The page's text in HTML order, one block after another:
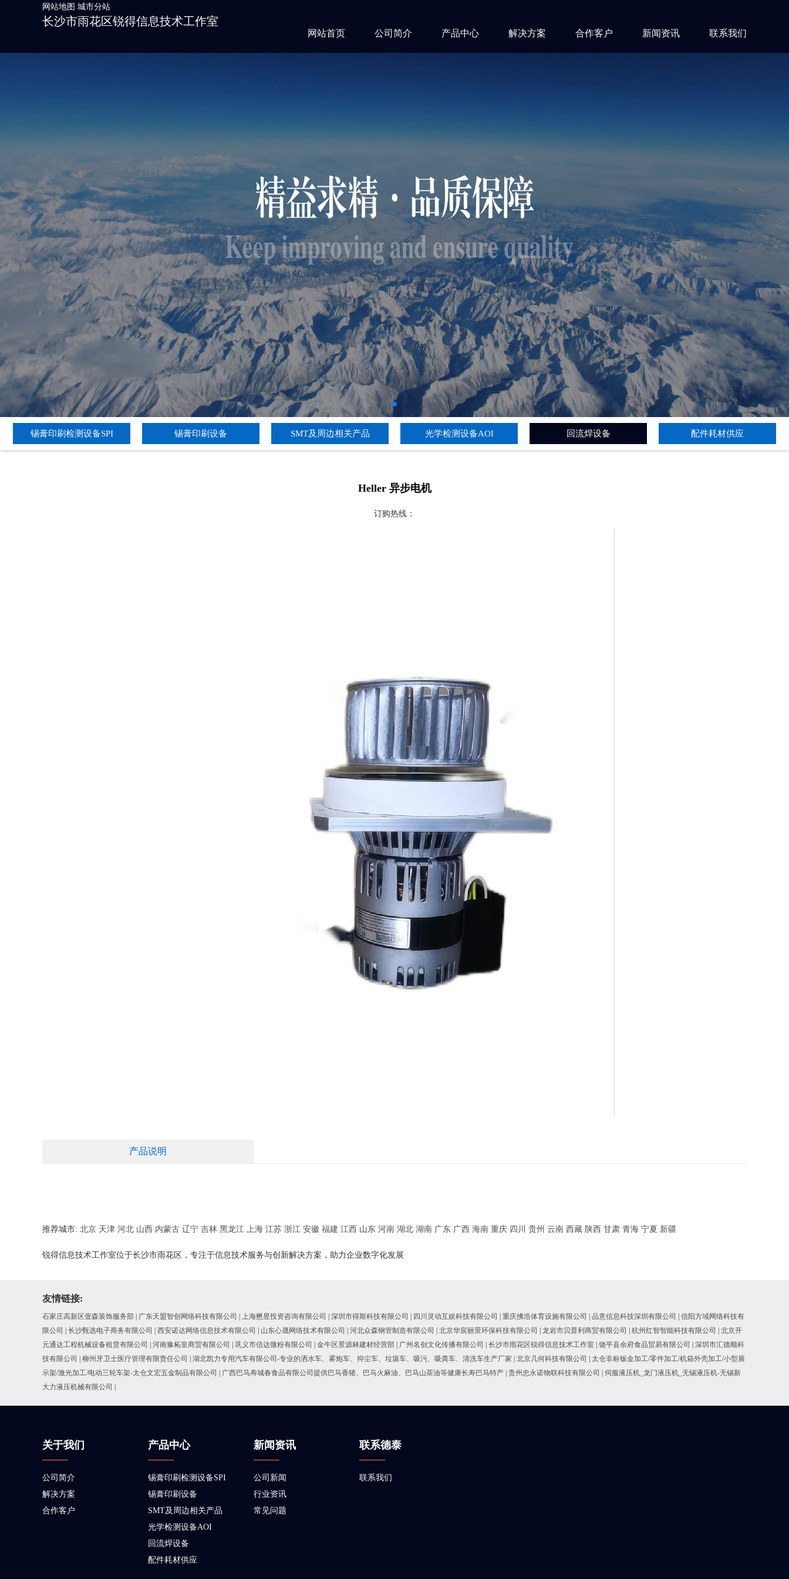
网站地图 城市分站
长沙市雨花区锐得信息技术工作室
网站首页 公司简介 产品中心 解决方案 合作客户 新闻资讯 联系我们
锡膏印刷检测设备SPI 锡膏印刷设备 SMT及周边相关产品 光学检测设备AOI 回流焊设备 配件耗材供应
Heller 异步电机
订购热线：
产品说明
推荐城市: 北京 天津 河北 山西 内蒙古 辽宁 吉林 黑龙江 上海 江苏 浙江 安徽 福建 江西 山东 河南 湖北 湖南 广东 广西 海南 重庆 四川 贵州 云南 西藏 陕西 甘肃 青海 宁夏 新疆
锐得信息技术工作室位于长沙市雨花区，专注于信息技术服务与创新解决方案，助力企业数字化发展
友情链接:
石家庄高新区壹森装饰服务部 广东天盟智创网络科技有限公司 上海懋昱投资咨询有限公司 深圳市得斯科技有限公司 四川灵动互娱科技有限公司 重庆拂浩体育设施有限公司 品意信息科技深圳有限公司
信阳方域网络科技有
限公司
长沙甄选电子商务有限公司 西安诺达网络信息技术有限公司 山东心晟网络技术有限公司 河北众森钢管制造有限公司 北京华宸丽景环保科技有限公司 龙岩市贝普利商贸有限公司 杭州红智智能科技有限公司
北京开
元通达工程机械设备租赁有限公司
河南豫柘皇商贸有限公司 巩义市信达微粉有限公司 金牛区景源林建材经营部 广州名创文化传播有限公司 长沙市雨花区锐得信息技术工作室 饶平县余府食品贸易有限公司
深圳市汇德顺科
技有限公司
柳州牙卫士医疗管理有限责任公司 湖北凯力专用汽车有限公司-专业的洒水车、雾炮车、抑尘车、垃圾车、吸污、吸粪车、清洗车生产厂家 北京几何科技有限公司
太仓非标钣金加工/零件加工/机箱外壳加工/小型展
示架/激光加工/电动三轮车架-太仓文宏五金制品有限公司
广西巴马寿城春食品有限公司提供巴马香猪、巴马火麻油、巴马山茶油等健康长寿巴马特产 贵州忠永诺物联科技有限公司
伺服液压机_龙门液压机_无锡液压机-无锡新
大力液压机械有限公司
关于我们
公司简介
解决方案
合作客户
产品中心
锡膏印刷检测设备SPI
锡膏印刷设备
SMT及周边相关产品
光学检测设备AOI
回流焊设备
配件耗材供应
新闻资讯
公司新闻
行业资讯
常见问题
联系德泰
联系我们